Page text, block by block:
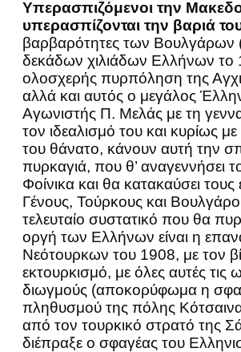
Υπερασπιζόμενοι την
υπερασπίζονται την βαριά
βαρβαρότητες των Βουλγάρων
δεκάδων χιλιάδων Ελλήνων το
ολοσχερής πυρπόληση της
αλλά και αυτός ο μεγάλος
Αγωνιστής Π. Μελάς με τη
τον ιδεαλισμό του και κυρίως
του θάνατο, κάνουν αυτή την
πυρκαγιά, που θ’ αναγεννήσει
Φοίνικα και θα κατακαύσει
Γένους, Τούρκους και
τελευταίο συστατικό που θα
οργή των Ελλήνων είναι η
Νεότουρκων του 1908, με τον
εκτουρκισμό, με όλες αυτές τις
διωγμούς (αποκορύφωμα η
πληθυσμού της πόλης
από τον τουρκικό στρατό της
διέπραξε ο σφαγέας του